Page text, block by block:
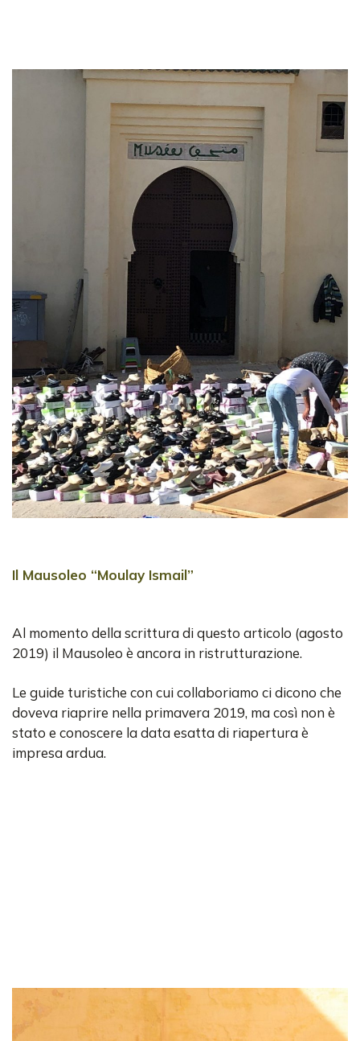
Il Mausoleo “Moulay Ismail”
Al momento della scrittura di questo articolo (agosto
2019) il Mausoleo è ancora in ristrutturazione.
Le guide turistiche con cui collaboriamo ci dicono che
doveva riaprire nella primavera 2019, ma così non è
stato e conoscere la data esatta di riapertura è
impresa ardua.